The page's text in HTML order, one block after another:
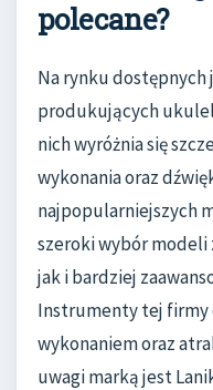
polecane?
Na rynku
produkujących
nich wyróżnia się
wykonania oraz
najpopularniejszych
szeroki wybór
jak i bardziej
Instrumenty tej firmy
wykonaniem oraz
uwagi marką jest